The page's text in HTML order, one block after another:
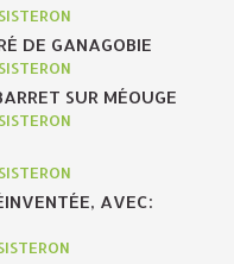
DE GANAGOBIE
SUR MÉOUGE
AVEC: